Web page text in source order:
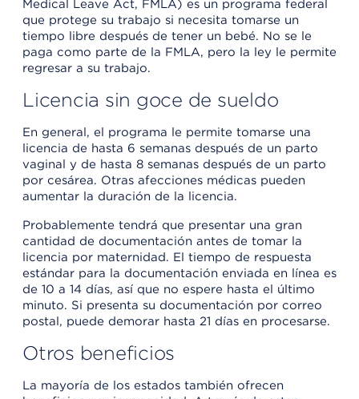
Medical Leave Act, FMLA) es un programa federal
que protege su trabajo si necesita tomarse un
tiempo libre después de tener un bebé. No se le
paga como parte de la FMLA, pero la ley le permite
regresar a su trabajo.
Licencia sin goce de sueldo
En general, el programa le permite tomarse una
licencia de hasta 6 semanas después de un parto
vaginal y de hasta 8 semanas después de un parto
por cesárea. Otras afecciones médicas pueden
aumentar la duración de la licencia.
Probablemente tendrá que presentar una gran
cantidad de documentación antes de tomar la
licencia por maternidad. El tiempo de respuesta
estándar para la documentación enviada en línea es
de 10 a 14 días, así que no espere hasta el último
minuto. Si presenta su documentación por correo
postal, puede demorar hasta 21 días en procesarse.
Otros beneficios
La mayoría de los estados también ofrecen